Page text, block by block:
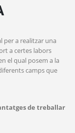
per a realitzar una
a certes labors
el qual posem a la
camps que
de treballar